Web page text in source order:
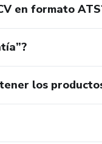
empleo
en formato
los